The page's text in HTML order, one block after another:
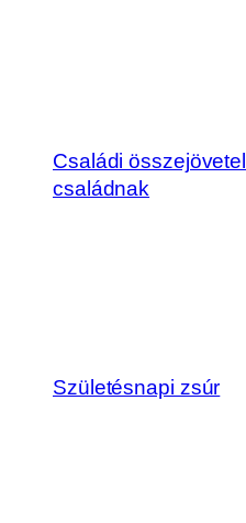
Családi összejövetel
családnak
Születésnapi zsúr